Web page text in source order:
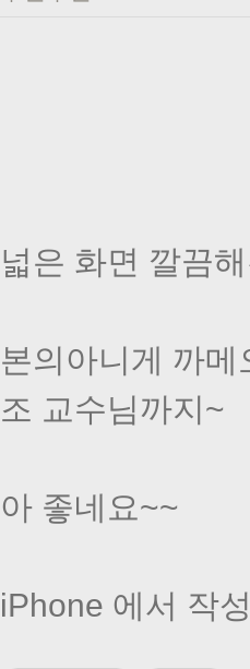
넓은 화면 깔끔
본의아니게 까
조 교수님까지~
아 좋네요~~
iPhone 에서 작